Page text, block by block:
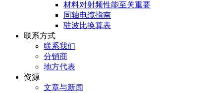
材料对射频性能至关重要
同轴电缆指南
驻波比换算表
联系方式
联系我们
分销商
地方代表
资源
文章与新闻